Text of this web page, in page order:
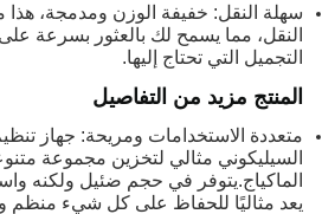
سهلة النقل: خفيفة الوزن ومدمجة،
النقل، مما يسمح لك بالعثور بسرعة
التجميل التي تحتاج إليها.
المنتج مزيد من التفاصيل
متعددة الاستخدامات ومريحة: جهاز
السيليكوني مثالي لتخزين مجموعة
الماكياج.يتوفر في حجم ضئيل ولكنه
يعد مثاليًا للحفاظ على كل شيء منظم